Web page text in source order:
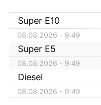
Super E10
08.08.2026 - 9:49
Super E5
08.08.2026 - 9:49
Diesel
08.08.2026 - 9:49